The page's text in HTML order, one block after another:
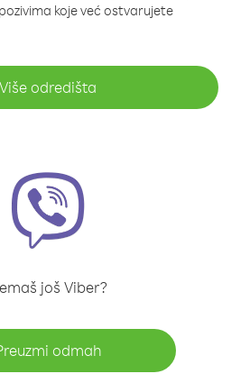
koje već ostvarujete
Više odredišta
još Viber?
odmah